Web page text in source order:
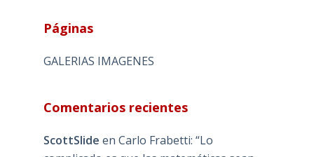
Páginas
GALERIAS IMAGENES
Comentarios recientes
ScottSlide en Carlo Frabetti: “Lo